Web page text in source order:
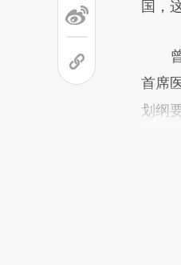
国，
曾
首席
划纲